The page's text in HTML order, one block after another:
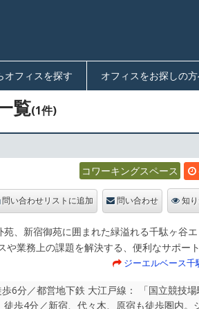
オフィスを探す オフィスをお探しの
覧(1件)
コワーキングスペース
問い合わせリストに追加 問い合わせ 知
苑、新宿御苑に囲まれた緑溢れる千駄ヶ谷
や業務上の課題を解決する、便利なサポー
ジーエルベース
6分／都営地下鉄 大江戸線： 「国立競技
歩4分／新宿、代々木、原宿も徒歩圏内。